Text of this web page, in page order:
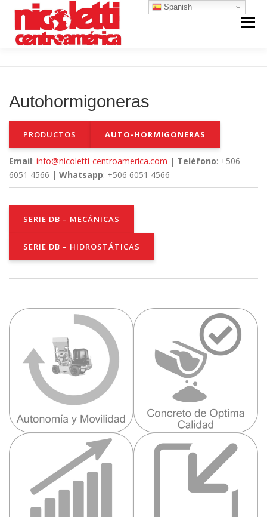
contenido
Menú
CONTACTO NOSOTROS
Autohormigoneras
PRODUCTOS AUTO-HORMIGONERAS
Email: info@nicoletti-centroamerica.com | Teléfono: +506
6051 4566 | Whatsapp: +506 6051 4566
SERIE DB – MECÁNICAS
SERIE DB – HIDROSTÁTICAS
Spanish